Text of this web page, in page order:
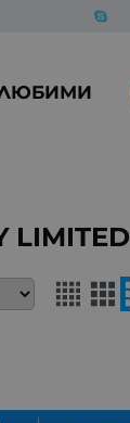
LIMITED